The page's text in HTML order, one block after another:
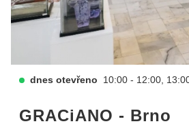
dnes otevřeno 10:00 - 12:00,
GRACiANO - Brno